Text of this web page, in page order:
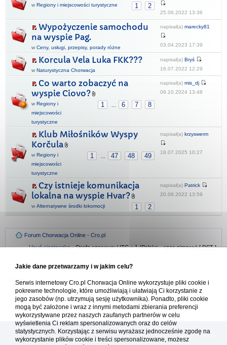
1 2
w Regiony i miejscowości turystyczne
25.06.2022 13:36
Wypożyczenie samochodu
na wyspie Pag.
w Ceny, usługi, przepisy, porady różne
napisał(a) marecky81
03.04.2023 17:39
Korcula Vela Luka FKK???
w Naturystyczna Chorwacja
napisał(a) Bryś
16.07.2022 12:29
Co warto zobaczyć na
wyspie Ciovo?
1 6 7 8
w Regiony i
miejscowości
turystyczne
napisał(a) mis_dj
09.10.2024 13:48
Klub Miłośników Wyspy
Korčula
1 47 48 49
w Regiony i
miejscowości
turystyczne
napisał(a) krzyswerm
18.07.2025 10:27
Czy istnieje komunikacja
lokalna na wyspie Hvar?
1 2
w Alternatywne środki lokomocji
napisał(a) Patrick
20.09.2022 13:59
Forum Chorwacja Online - Cro.pl
Usuń ciasteczka• Strefa czasowa: UTC + 1 (Polska - czas zimowy) [DST]
reklama ] [
Jakie dane przetwarzamy i w jakim celu?
Serwis internetowy Cro.pl Chorwacja Online wykorzystuje pliki cookie i
pokrewne technologie, które umożliwiają i ułatwiają Ci korzystanie z
jego zasobów (np. utrzymują sesję użytkownika). Ponadto, pliki cookie
mogą być założone i wraz z innymi metodami zbierania preferencji
wykorzystywane przez naszych zaufanych partnerów w celu
wyświetlenia Ci reklam spersonalizowanych oraz do celów
statystycznych. Korzystając z serwisu wyrażasz jednocześnie zgodę na
wykorzystanie plików cookie i treści spersonalizowane, możesz